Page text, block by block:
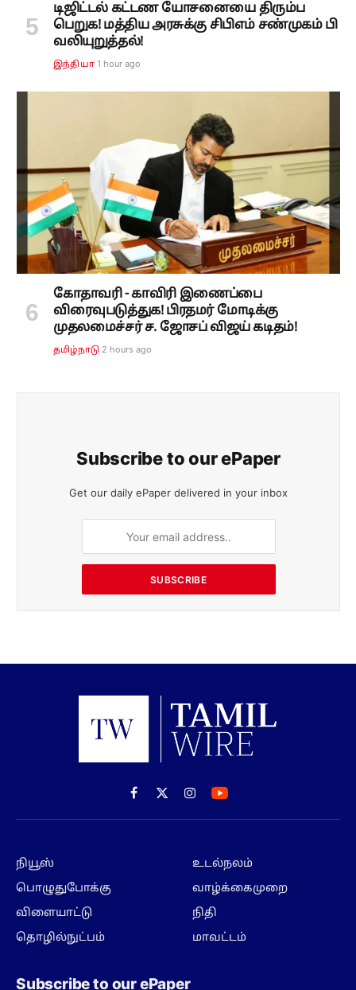
டிஜிட்டல் கட்டண யோசனையை திரும்ப
பெறுக! மத்திய அரசுக்கு சிபிஎம் சண்முகம் பி
வலியுறுத்தல்!
இந்தியா 1 hour ago
கோதாவரி - காவிரி இணைப்பை
விரைவுபடுத்துக! பிரதமர் மோடிக்கு
முதலமைச்சர் ச. ஜோசப் விஜய் கடிதம்!
தமிழ்நாடு 2 hours ago
Subscribe to our ePaper
Get our daily ePaper delivered in your inbox
SUBSCRIBE
Facebook
X
(Twitter)
Instagram
நியூஸ்
பொழுதுபோக்கு
விளையாட்டு
தொழில்நுட்பம்
உடல்நலம்
வாழ்க்கைமுறை
நிதி
மாவட்டம்
Subscribe to our ePaper